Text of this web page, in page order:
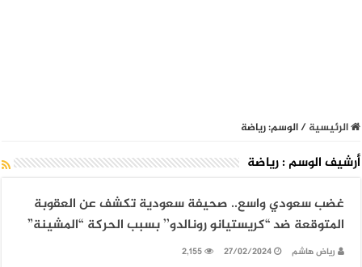
الرئيسية/الوسم:رياضة
أرشيف الوسم :رياضة
غضب سعودي واسع.. صحيفة سعودية تكشف عن العقوبة
المتوقعة ضد ‘‘كريستيانو رونالدو’’ بسبب الحركة “المشينة”
رياض هاشم 27/02/2024
2,155